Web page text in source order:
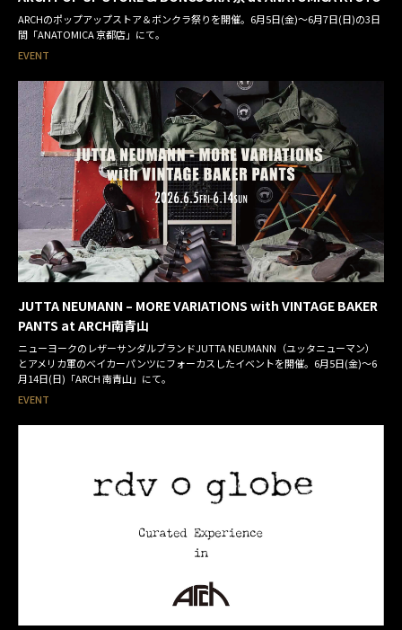
ARCHのポップアップストア＆ボンクラ祭りを開催。6月5日(金)〜6月7日(日)の3日
間「ANATOMICA 京都店」にて。
EVENT
JUTTA NEUMANN – MORE VARIATIONS with VINTAGE BAKER
PANTS at ARCH南青山
ニューヨークのレザーサンダルブランドJUTTA NEUMANN（ユッタニューマン）
とアメリカ軍のベイカーパンツにフォーカスしたイベントを開催。6月5日(金)〜6
月14日(日)「ARCH 南青山」にて。
EVENT